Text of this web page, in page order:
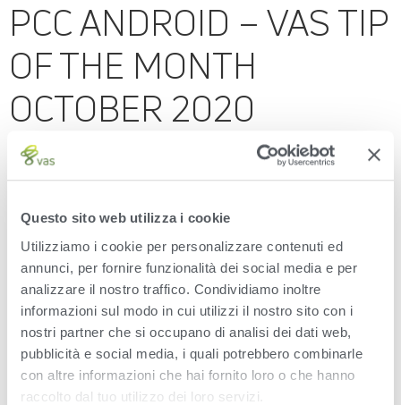
Questo sito web utilizza i cookie
Utilizziamo i cookie per personalizzare contenuti ed
annunci, per fornire funzionalità dei social media e per
analizzare il nostro traffico. Condividiamo inoltre
informazioni sul modo in cui utilizzi il nostro sito con i
nostri partner che si occupano di analisi dei dati web,
pubblicità e social media, i quali potrebbero combinarle
con altre informazioni che hai fornito loro o che hanno
raccolto dal tuo utilizzo dei loro servizi.
PCC ANDROID – VAS TIP
OF THE MONTH
OCTOBER 2020
Mobile Herd Column View
VAS Tip of the Month October
2020
The October Mobile Herd Tip of the month goes over how to
speed up manual animal work lists selection by using Worklist
in column view setting on PCC Android.